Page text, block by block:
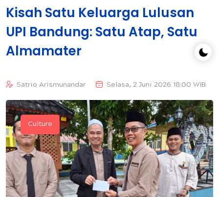
Kisah Satu Keluarga Lulusan
UPI Bandung: Satu Atap, Satu
Almamater
Satrio Arismunandar Selasa, 2 Juni 2026 18:00 WIB
Culture